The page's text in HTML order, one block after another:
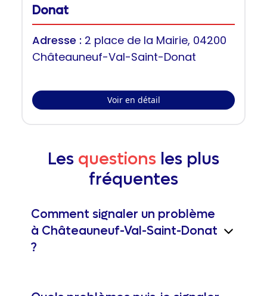
Donat
Adresse : 2 place de la Mairie, 04200
Châteauneuf-Val-Saint-Donat
Voir en détail
Les questions les plus
fréquentes
Comment signaler un problème
à Châteauneuf-Val-Saint-Donat
?